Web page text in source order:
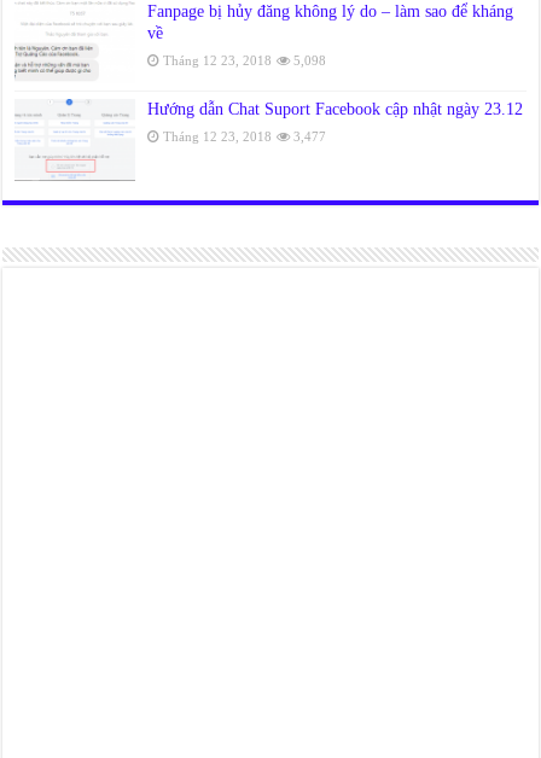
Fanpage bị hủy đăng không lý do – làm sao để kháng
về
Tháng 12 23, 2018 5,098
Hướng dẫn Chat Suport Facebook cập nhật ngày 23.12
Tháng 12 23, 2018 3,477